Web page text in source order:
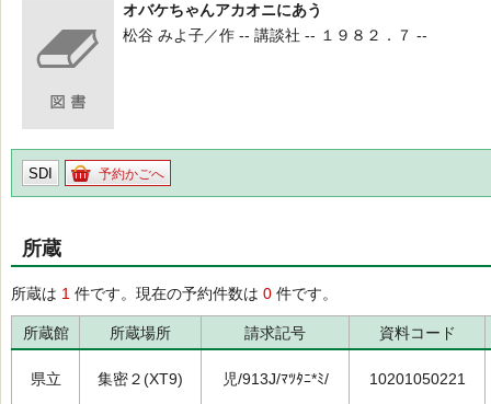
オバケちゃんアカオニにあう
松谷 みよ子／作 -- 講談社 -- １９８２．７ --
SDI 予約かごへ
所蔵
所蔵は 1 件です。現在の予約件数は 0 件です。
所蔵館 所蔵場所 請求記号 資料コード
県立 集密２(XT9) 児/913J/ﾏﾂﾀﾆ*ﾐ/ 10201050221